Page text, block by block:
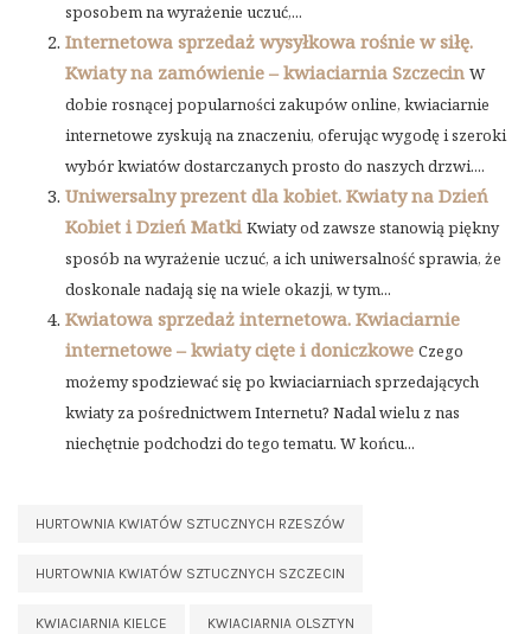
sposobem na wyrażenie uczuć,...
Internetowa sprzedaż wysyłkowa rośnie w siłę.
Kwiaty na zamówienie – kwiaciarnia Szczecin W
dobie rosnącej popularności zakupów online, kwiaciarnie
internetowe zyskują na znaczeniu, oferując wygodę i szeroki
wybór kwiatów dostarczanych prosto do naszych drzwi....
Uniwersalny prezent dla kobiet. Kwiaty na Dzień
Kobiet i Dzień Matki Kwiaty od zawsze stanowią piękny
sposób na wyrażenie uczuć, a ich uniwersalność sprawia, że
doskonale nadają się na wiele okazji, w tym...
Kwiatowa sprzedaż internetowa. Kwiaciarnie
internetowe – kwiaty cięte i doniczkowe Czego
możemy spodziewać się po kwiaciarniach sprzedających
kwiaty za pośrednictwem Internetu? Nadal wielu z nas
niechętnie podchodzi do tego tematu. W końcu...
HURTOWNIA KWIATÓW SZTUCZNYCH RZESZÓW
HURTOWNIA KWIATÓW SZTUCZNYCH SZCZECIN
KWIACIARNIA KIELCE KWIACIARNIA OLSZTYN